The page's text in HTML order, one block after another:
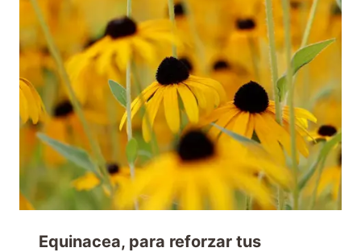
Equinacea, para reforzar tus